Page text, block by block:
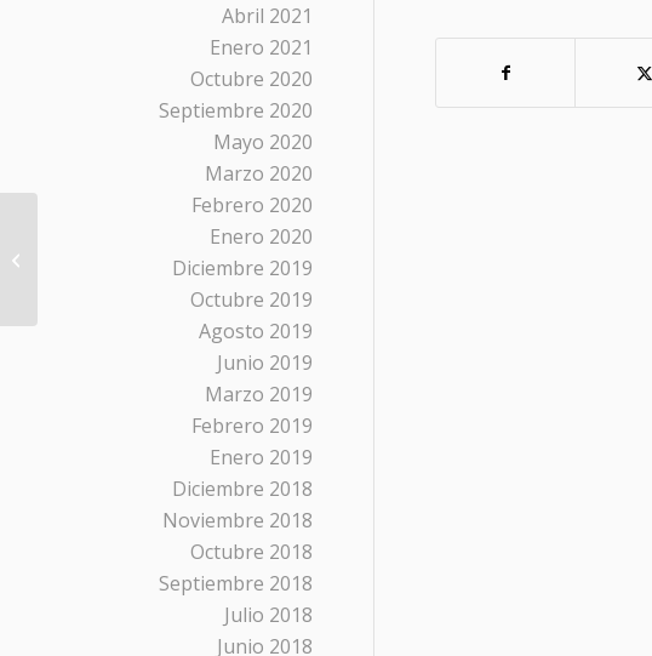
Abril 2021
Enero 2021
Octubre 2020
Septiembre 2020
Mayo 2020
Marzo 2020
Febrero 2020
Enero 2020
Diciembre 2019
Octubre 2019
Agosto 2019
Junio 2019
Marzo 2019
Febrero 2019
Enero 2019
Diciembre 2018
Noviembre 2018
Octubre 2018
Septiembre 2018
Julio 2018
Junio 2018